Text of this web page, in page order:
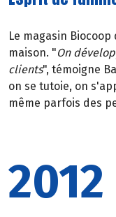
Le magasin
maison. "On
clients", témoigne
on se tutoie, on
même parfois des
2012